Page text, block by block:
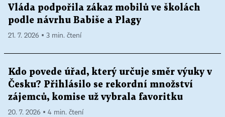
Vláda podpořila zákaz mobilů ve školách
podle návrhu Babiše a Plagy
21. 7. 2026 ▪ 3 min. čtení
Kdo povede úřad, který určuje směr výuky v
Česku? Přihlásilo se rekordní množství
zájemců, komise už vybrala favoritku
20. 7. 2026 ▪ 4 min. čtení